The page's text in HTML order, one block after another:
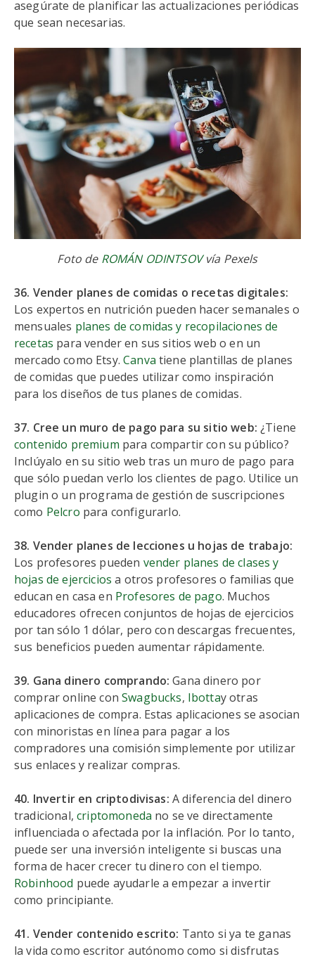
asegúrate de planificar las actualizaciones periódicas
que sean necesarias.
Foto de ROMÁN ODINTSOVvía Pexels
36. Vender planes de comidas o recetas digitales:
Los expertos en nutrición pueden hacer semanales o
mensuales planes de comidas y recopilaciones de
recetas para vender en sus sitios web o en un
mercado como Etsy.Canva tiene plantillas de planes
de comidas que puedes utilizar como inspiración
para los diseños de tus planes de comidas.
37. Cree un muro de pago para su sitio web: ¿Tiene
contenido premium para compartir con su público?
Inclúyalo en su sitio web tras un muro de pago para
que sólo puedan verlo los clientes de pago. Utilice un
plugin o un programa de gestión de suscripciones
como Pelcro para configurarlo.
38. Vender planes de lecciones u hojas de trabajo:
Los profesores pueden vender planes de clases y
hojas de ejercicios a otros profesores o familias que
educan en casa en Profesores de pago. Muchos
educadores ofrecen conjuntos de hojas de ejercicios
por tan sólo 1 dólar, pero con descargas frecuentes,
sus beneficios pueden aumentar rápidamente.
39. Gana dinero comprando: Gana dinero por
comprar online conSwagbucks, Ibottay otras
aplicaciones de compra. Estas aplicaciones se asocian
con minoristas en línea para pagar a los
compradores una comisión simplemente por utilizar
sus enlaces y realizar compras.
40. Invertir en criptodivisas: A diferencia del dinero
tradicional,criptomoneda no se ve directamente
influenciada o afectada por la inflación. Por lo tanto,
puede ser una inversión inteligente si buscas una
forma de hacer crecer tu dinero con el tiempo.
Robinhood puede ayudarle a empezar a invertir
como principiante.
41. Vender contenido escrito: Tanto si ya te ganas
la vida como escritor autónomo como si disfrutas